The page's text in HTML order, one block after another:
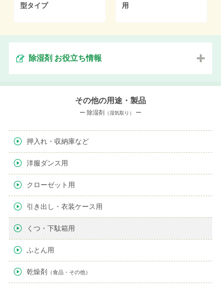
型タイプ
用
除湿剤 お役立ち情報
その他の用途・製品
ー 除湿剤 （湿気取り） ー
押入れ・収納庫など
洋服ダンス用
クローゼット用
引き出し・衣装ケース用
くつ・下駄箱用
ふとん用
乾燥剤 （食品・その他）